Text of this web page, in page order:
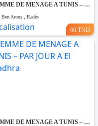
FEMME DE MENAGE A TUNIS – PAR JOUR A Rades
Ben Arous , Radès
60 TND
FEMME DE MENAGE A TUNIS – PAR JOUR A El khadhra